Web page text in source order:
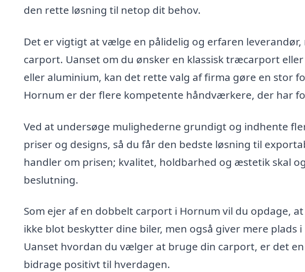
den rette løsning til netop dit behov.
Det er vigtigt at vælge en pålidelig og erfaren
carport. Uanset om du ønsker en klassisk træcarport
eller aluminium, kan det rette valg af firma gøre en stor
Hornum er der flere kompetente håndværkere, der har
Ved at undersøge mulighederne grundigt og indhente
priser og designs, så du får den bedste løsning til
handler om prisen; kvalitet, holdbarhed og æstetik skal
beslutning.
Som ejer af en dobbelt carport i Hornum vil du opdage,
ikke blot beskytter dine biler, men også giver mere plads
Uanset hvordan du vælger at bruge din carport, er det
bidrage positivt til hverdagen.